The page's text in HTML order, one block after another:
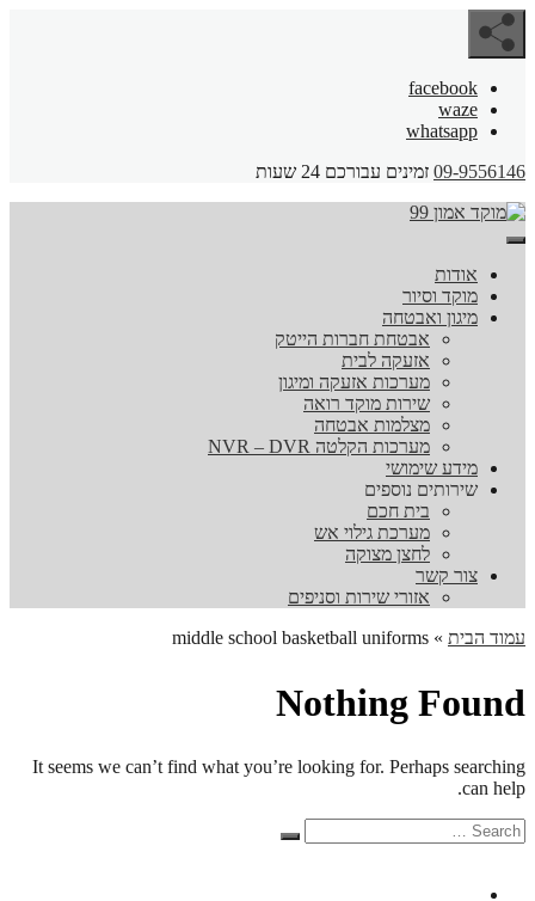
facebook
waze
whatsapp
09-9556146 זמינים עבורכם 24 שעות
אודות
מוקד וסיור
מיגון ואבטחה
אבטחת חברות הייטק
אזעקה לבית
מערכות אזעקה ומיגון
שירות מוקד רואה
מצלמות אבטחה
מערכות הקלטה NVR – DVR
מידע שימושי
שירותים נוספים
בית חכם
מערכת גילוי אש
לחצן מצוקה
צור קשר
אזורי שירות וסניפים
עמוד הבית »
middle school basketball uniforms
Nothing Found
It seems we can’t find what you’re looking for. Perhaps searching
can help.
Search
for:
Search